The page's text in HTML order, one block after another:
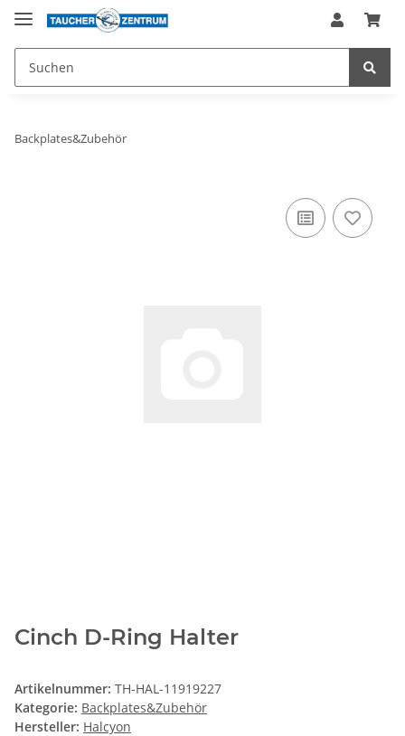
Backplates&Zubehör
Cinch D-Ring Halter
Artikelnummer: TH-HAL-11919227
Kategorie: Backplates&Zubehör
Hersteller: Halcyon